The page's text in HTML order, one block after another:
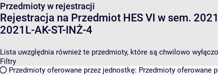
Przedmioty w rejestracji
Rejestracja na Przedmiot HES VI w sem.
2021L-AK-ST-INŻ-4
Lista uwzględnia również te przedmioty, które są chwilowo
Filtry
Przedmioty oferowane przez jednostkę: Przedmioty oferowane